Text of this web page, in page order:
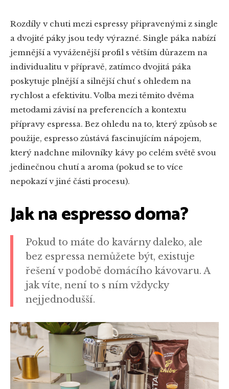
Rozdíly v chuti mezi espressy připravenými z single
a dvojité páky jsou tedy výrazné. Single páka nabízí
jemnější a vyváženější profil s větším důrazem na
individualitu v přípravě, zatímco dvojitá páka
poskytuje plnější a silnější chuť s ohledem na
rychlost a efektivitu. Volba mezi těmito dvěma
metodami závisí na preferencích a kontextu
přípravy espressa. Bez ohledu na to, který způsob se
použije, espresso zůstává fascinujícím nápojem,
který nadchne milovníky kávy po celém světě svou
jedinečnou chutí a aroma (pokud se to více
nepokazí v jiné části procesu).
Jak na espresso doma?
Pokud to máte do kavárny daleko, ale
bez espressa nemůžete být, existuje
řešení v podobě domácího kávovaru. A
jak víte, není to s ním vždycky
nejjednodušší.